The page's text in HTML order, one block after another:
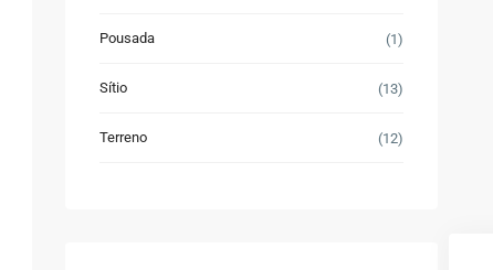
Pousada (1)
Sítio (13)
Terreno (12)